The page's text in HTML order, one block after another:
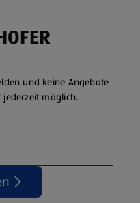
und keine Angebote
möglich.